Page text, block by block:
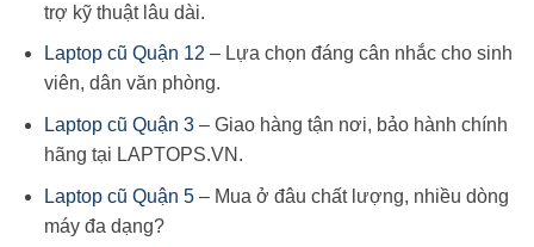
trợ kỹ thuật lâu dài.
Laptop cũ Quận 12 – Lựa chọn đáng cân nhắc cho sinh
viên, dân văn phòng.
Laptop cũ Quận 3– Giao hàng tận nơi, bảo hành chính
hãng tại LAPTOPS.VN.
Laptop cũ Quận 5– Mua ở đâu chất lượng, nhiều dòng
máy đa dạng?